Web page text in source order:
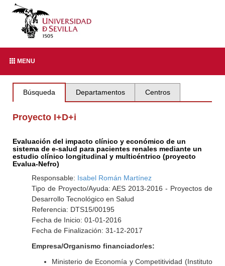
MENU
Búsqueda Departamentos Centros
Proyecto I+D+i
Evaluación del impacto clínico y económico de un
sistema de e-salud para pacientes renales mediante un
estudio clínico longitudinal y multicéntrico (proyecto
Evalua-Nefro)
Responsable: Isabel Román Martínez
Tipo de Proyecto/Ayuda: AES 2013-2016 - Proyectos de
Desarrollo Tecnológico en Salud
Referencia: DTS15/00195
Fecha de Inicio: 01-01-2016
Fecha de Finalización: 31-12-2017
Empresa/Organismo financiador/es:
Ministerio de Economía y Competitividad (Instituto